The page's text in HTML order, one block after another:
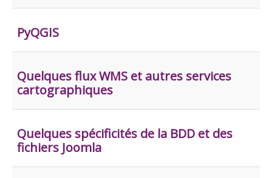
PyQGIS
Quelques flux WMS et autres services
cartographiques
Quelques spécificités de la BDD et des
fichiers Joomla